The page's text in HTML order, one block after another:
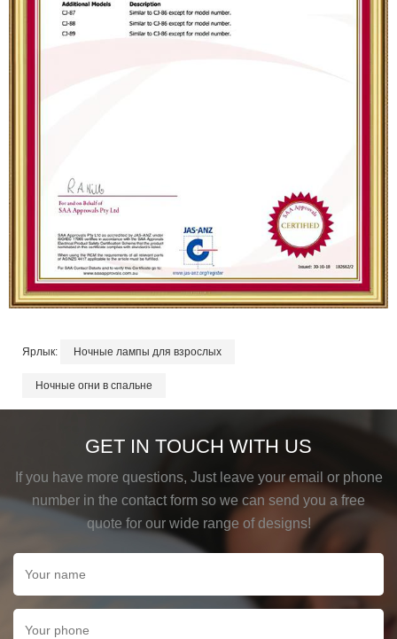
Ярлык: Ночные лампы для взрослых
Ночные огни в спальне
GET IN TOUCH WITH US
If you have more questions, Just leave your email or phone
number in the contact form so we can send you a free
quote for our wide range of designs!